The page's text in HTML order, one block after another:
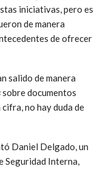
iniciativas, pero es
de manera
de ofrecer
salido de manera
sobre documentos
no hay duda de
Daniel Delgado, un
Seguridad Interna,